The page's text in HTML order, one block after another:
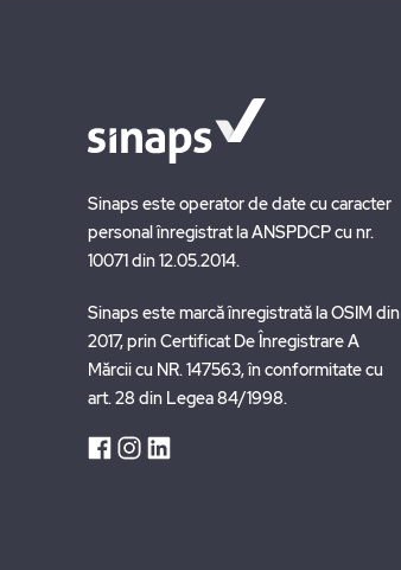
Sinaps este operator de date cu caracter
personal înregistrat la ANSPDCP cu nr.
10071 din 12.05.2014.
Sinaps este marcă înregistrată la OSIM din
2017, prin Certificat De Înregistrare A
Mărcii cu NR. 147563, în conformitate cu
art. 28 din Legea 84/1998.